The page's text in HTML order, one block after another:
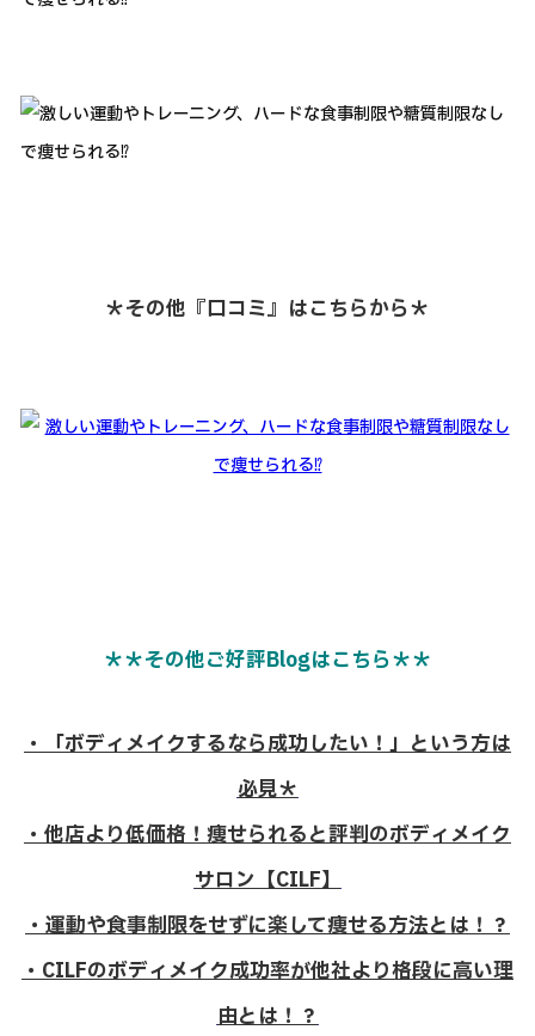
＊その他『口コミ』はこちらから＊
＊＊その他ご好評Blogはこちら＊＊
・「ボディメイクするなら成功したい！」という方は
必見＊
・他店より低価格！痩せられると評判のボディメイク
サロン【CILF】
・運動や食事制限をせずに楽して痩せる方法とは！？
・CILFのボディメイク成功率が他社より格段に高い理
由とは！？